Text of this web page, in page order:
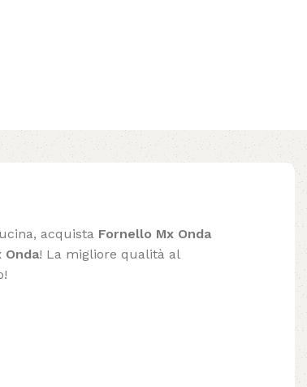
acquista Fornello Mx Onda
Onda! La migliore qualità al